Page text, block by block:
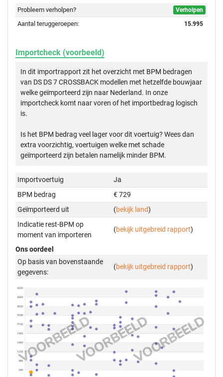
Probleem verholpen?
Verholpen
Aantal teruggeroepen: 15.995
Importcheck (voorbeeld)
In dit importrapport zit het overzicht met BPM bedragen
van DS DS 7 CROSSBACK modellen met hetzelfde bouwjaar
welke geïmporteerd zijn naar Nederland. In onze
importcheck komt naar voren of het importbedrag logisch
is.
Is het BPM bedrag veel lager voor dit voertuig? Wees dan
extra voorzichtig, voertuigen welke met schade
geïmporteerd zijn betalen namelijk minder BPM.
Importvoertuig
Ja
BPM bedrag
€ 729
Geïmporteerd uit
(bekijk land)
Indicatie rest-BPM op
moment van importeren
(bekijk uitgebreid rapport)
Ons oordeel
Op basis van bovenstaande
gegevens:
(bekijk uitgebreid rapport)